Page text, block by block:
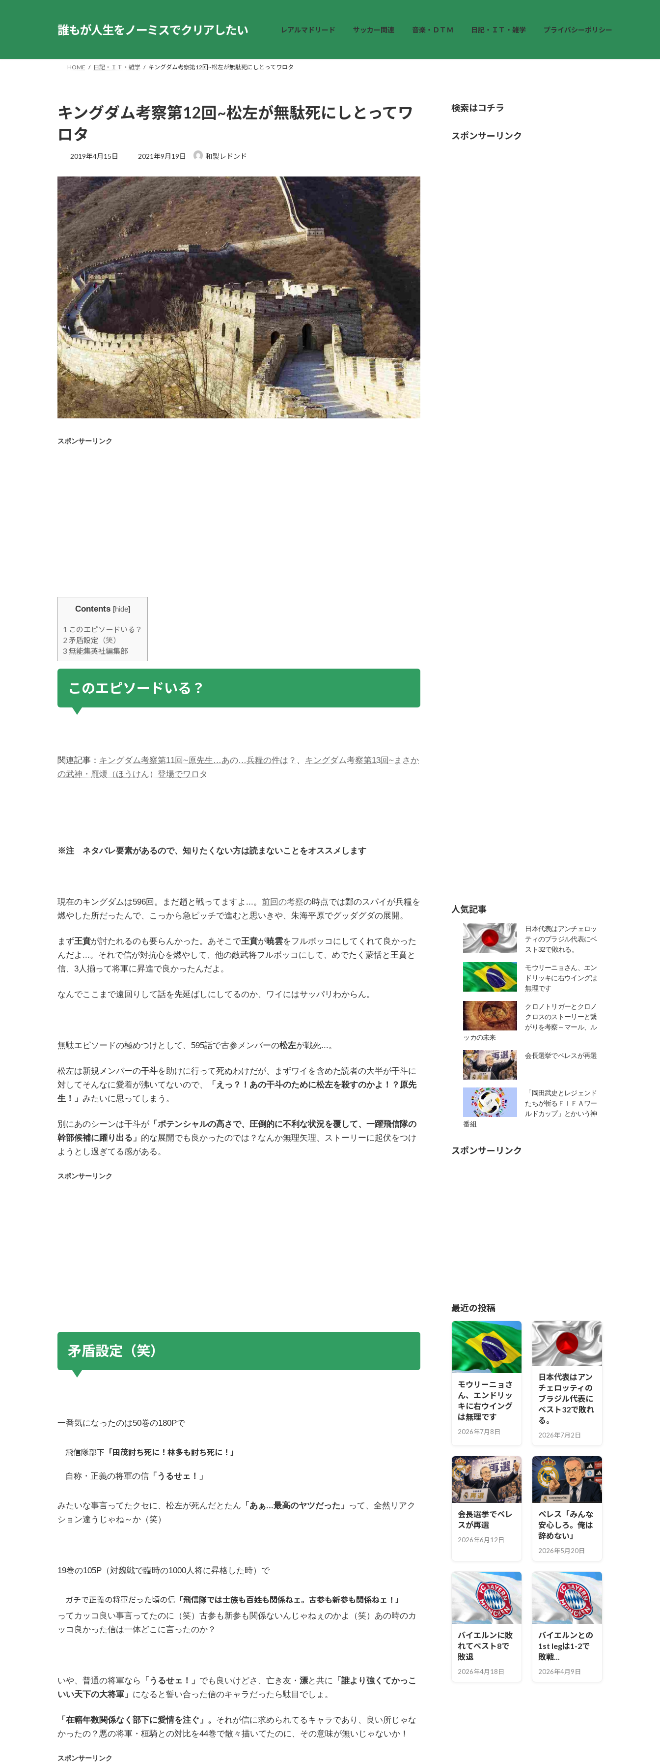
誰もが人生をノーミスでクリアしたい レアルマドリード サッカー関連 音楽・ＤＴＭ 日記・ＩＴ・雑学 プライバシーポリシー
HOME 日記・ＩＴ・雑学 キングダム考察第12回~松左が無駄死にしとってワロタ
キングダム考察第12回~松左が無駄死にしとってワ
ロタ
2019年4月15日
最
新
日
時
:
2021年9月19日 和製レドンド
スポンサーリンク
Contents [hide]
1 このエピソードいる？
2 矛盾設定（笑）
3 無能集英社編集部
このエピソードいる？
関連記事： キングダム考察第11回~原先生…あの…兵糧の件は？ 、 キングダム考察第13回~まさか
の武神・龐煖（ほうけん）登場でワロタ
※注 ネタバレ要素があるので、知りたくない方は読まないことをオススメします
現在のキングダムは596回。まだ趙と戦ってますよ...。 前回の考察の時点では鄴のスパイが兵糧を
燃やした所だったんで、こっから急ピッチで進むと思いきや、朱海平原でグッダグダの展開。
まず王賁が討たれるのも要らんかった。あそこで王賁が暁雲をフルボッコにしてくれて良かった
んだよ...。それで信が対抗心を燃やして、他の敵武将フルボッコにして、めでたく蒙恬と王賁と
信、3人揃って将軍に昇進で良かったんだよ。
なんでここまで遠回りして話を先延ばしにしてるのか、ワイにはサッパリわからん。
無駄エピソードの極めつけとして、595話で古参メンバーの松左が戦死...。
松左は新規メンバーの干斗を助けに行って死ぬわけだが、まずワイを含めた読者の大半が干斗に
対してそんなに愛着が沸いてないので、
「えっ？！あの干斗のために松左を殺すのかよ！？原先
生！」 みたいに思ってしまう。
別にあのシーンは干斗が 「ポテンシャルの高さで、圧倒的に不利な状況を覆して、一躍飛信隊の
幹部候補に躍り出る」 的な展開でも良かったのでは？なんか無理矢理、ストーリーに起伏をつけ
ようとし過ぎてる感がある。
スポンサーリンク
矛盾設定（笑）
一番気になったのは50巻の180Pで
飛信隊部下 「田茂討ち死に！林多も討ち死に！」
自称・正義の将軍の信 「うるせェ！」
みたいな事言ってたクセに、松左が死んだとたん 「あぁ...最高のヤツだった」 って、全然リアク
ション違うじゃね～か（笑）
19巻の105P（対魏戦で臨時の1000人将に昇格した時）で
ガチで正義の将軍だった頃の信 「飛信隊では士族も百姓も関係ねェ。古参も新参も関係ねェ！」
ってカッコ良い事言ってたのに（笑）古参も新参も関係ないんじゃねぇのかよ（笑）あの時のカ
ッコ良かった信は一体どこに言ったのか？
いや、普通の将軍なら 「うるせェ！」 でも良いけどさ、亡き友・ 漂と共に 「誰より強くてかっこ
いい天下の大将軍」 になると誓い合った信のキャラだったら駄目でしょ。
「在籍年数関係なく部下に愛情を注ぐ」。 それが信に求められてるキャラであり、良い所じゃな
かったの？悪の将軍・桓騎との対比を44巻で散々描いてたのに、その意味が無いじゃないか！
スポンサーリンク
検索はコチラ
スポンサーリンク
人気記事
日本代表はアンチェロッ
ティのブラジル代表にベ
スト32で敗れる。
モウリーニョさん、エン
ドリッキに右ウイングは
無理です
クロノトリガーとクロノ
クロスのストーリーと繋
がりを考察～マール、ル
ッカの未来
会長選挙でペレスが再選
「岡田武史とレジェンド
たちが斬るＦＩＦＡワー
ルドカップ」とかいう神
番組
スポンサーリンク
最近の投稿
モウリーニョさ
ん、エンドリッ
キに右ウイング
は無理です
2026年7月8日
日本代表はアン
チェロッティの
ブラジル代表に
ベスト32で敗れ
る。
2026年7月2日
会長選挙でペレ
スが再選
2026年6月12日
ペレス「みんな
安心しろ。俺は
辞めない」
2026年5月20日
バイエルンに敗
れてベスト8で
敗退
2026年4月18日
バイエルンとの
1st legは1-2で
敗戦...
2026年4月9日